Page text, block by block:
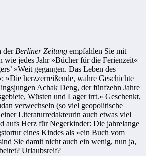
der Berliner Zeitung empfahlen Sie mit
wie jedes Jahr »Bücher für die Ferienzeit«
»Weit gegangen. Das Leben des
»Die herzzerreißende, wahre Geschichte
Achak Deng, der fünfzehn Jahre
Wüsten und Lager irrt.« Geschenkt,
verwechseln (so viel geopolitische
Literaturredakteurin auch etwas viel
aufs Herz für Negerkinder: Die jahrelange
eines Kindes als »ein Buch vom
Sie damit nicht auch ein wenig, nun ja,
Urlaubsreif?